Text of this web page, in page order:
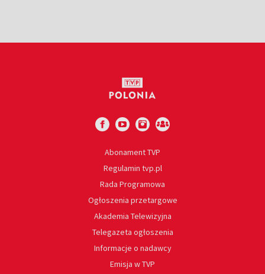
Abonament TVP
Regulamin tvp.pl
Rada Programowa
Ogłoszenia przetargowe
Akademia Telewizyjna
Telegazeta ogłoszenia
Informacje o nadawcy
Emisja w TVP